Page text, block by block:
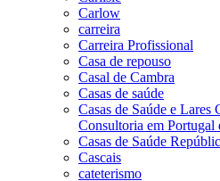
Carlow
carreira
Carreira Profissional
Casa de repouso
Casal de Cambra
Casas de saúde
Casas de Saúde e Lares
Consultoria em Portugal
Casas de Saúde
Cascais
cateterismo